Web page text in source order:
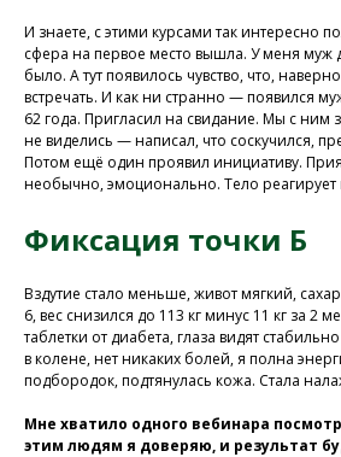
И знаете, с этими курсами так интересно
сфера на первое место вышла. У меня муж
было. А тут появилось чувство, что,
встречать. И как ни странно — появился
62 года. Пригласил на свидание. Мы с ним
не виделись — написал, что соскучился,
Потом ещё один проявил инициативу.
необычно, эмоционально. Тело реагирует
Фиксация точки Б
Вздутие стало меньше, живот мягкий,
6, вес снизился до 113 кг минус 11 кг за 2
таблетки от диабета, глаза видят
в колене, нет никаких болей, я полна
подбородок, подтянулась кожа. Стала
Мне хватило одного вебинара
этим людям я доверяю, и результат
У Вас остались вопросы?
Хотите проконсультироваться
Напишите нам в службу заботы
Программа восстановления